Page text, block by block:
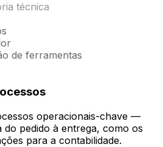
técnica
de ferramentas
operacionais-chave —
do pedido à entrega, como os
para a contabilidade.